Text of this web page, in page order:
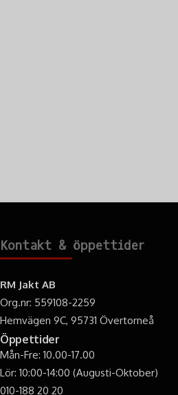
Kontakt & öppettider
RM Jakt AB
Org.nr: 559108-2259
Hemvägen 9C, 95731 Övertorneå
Öppettider
Mån-Fre: 10.00-17.00
Lör: 10:00-14:00 (Augusti-Oktober)
010-188 20 20